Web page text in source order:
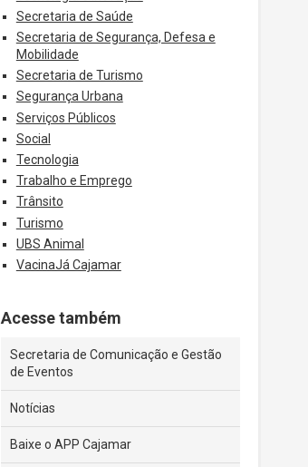
Secretaria de Saúde
Secretaria de Segurança, Defesa e
Mobilidade
Secretaria de Turismo
Segurança Urbana
Serviços Públicos
Social
Tecnologia
Trabalho e Emprego
Trânsito
Turismo
UBS Animal
VacinaJá Cajamar
Acesse também
Secretaria de Comunicação e Gestão
de Eventos
Notícias
Baixe o APP Cajamar